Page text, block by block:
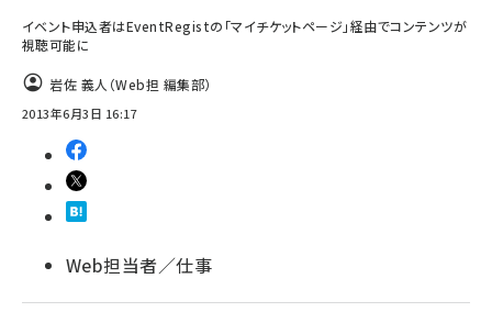
イベント申込者はEventRegistの「マイチケットページ」経由でコンテンツが
視聴可能に
岩佐 義人（Web担 編集部）
2013年6月3日 16:17
Web担当者／仕事